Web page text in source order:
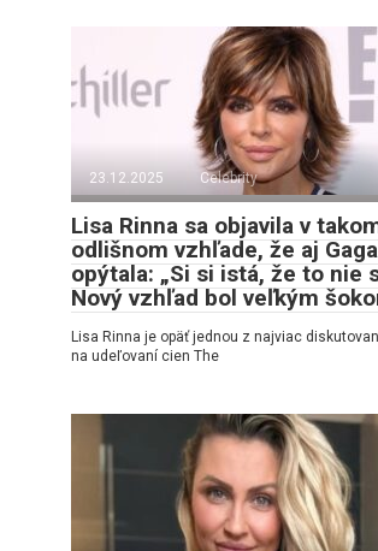
23.12.2025 Celebrity
Lisa Rinna sa objavila v
odlišnom vzhľade, že aj
opýtala: „Si si istá, že to nie
Nový vzhľad bol veľkým
Lisa Rinna je opäť jednou z najviac
na udeľovaní cien The